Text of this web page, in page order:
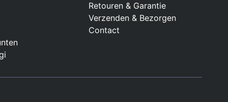
Retouren & Garantie
Verzenden & Bezorgen
Contact